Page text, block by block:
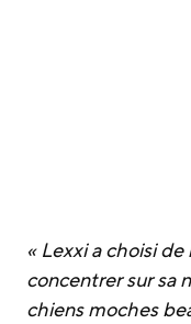
« Lexxi a choisi
concentrer sur sa
chiens moches